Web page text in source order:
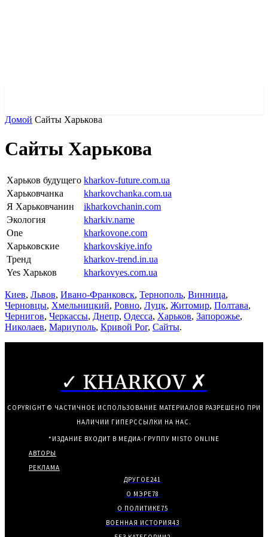
Домой Сайты Харькова
Сайты Харькова
Харьков будущего kharkov-future.com.ua
Харьковчанка
kharkovchanka.com.ua
Я Харьковчанин
ikharkovchanin.com
Экология
kharkiv.name
One
kharkovone.com
Харьковские
kharkovskiye.info
Тренд
kharkov-trend.in.ua
Yes Харьков
kharkovyes.com.ua
Киев, Львов, Ивано-Франковск, Тернополь, Винница,
Черновцы, Хмельницкий, Ровно, Луцк, Житомир, Полтава,
Чернигов, Черкассы, Днепр, Одесса, Харьков, Запорожье,
Николаев, Мариуполь, Кривой Рог, Сайты.
✓ KHARKOV ✗
COPYRIGHT © ЧАСТИЧНОЕ ИСПОЛЬЗОВАНИЕ МАТЕРИАЛОВ РАЗРЕШЕНО ПРИ
НАЛИЧИИ ГИПЕРССЫЛКИ НА НАС.
*ИЗДАНИЕ ВХОДИТ В МЕДИА-ГРУППУ MISTO ONLINE
АВТОРЫ
РЕКЛАМА
ДРУГОЕ241
О МЭРЕ78
О ПОЛИТИКЕ75
ВОЕННАЯ ИСТОРИЯ43